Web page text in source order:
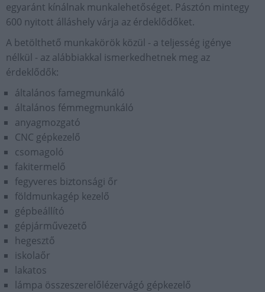
egyaránt kínálnak munkalehetőséget. Pásztón mintegy
600 nyitott álláshely várja az érdeklődőket.
A betölthető munkakörök közül - a teljesség igénye
nélkül - az alábbiakkal ismerkedhetnek meg az
érdeklődők:
általános famegmunkáló
általános fémmegmunkáló
anyagmozgató
CNC gépkezelő
csomagoló
fakitermelő
fegyveres biztonsági őr
földmunkagép kezelő
gépbeállító
gépjárművezető
hegesztő
iskolaőr
lakatos
lámpa összeszerelőlézervágó gépkezelő